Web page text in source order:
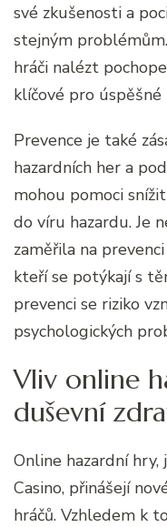
své zkušenosti a
stejným
hráči nalézt
klíčové pro úspěšné
Prevence je také
hazardních her a
mohou pomoci
do víru hazardu. Je
zaměřila na
kteří se potýkají s
prevenci se riziko
psychologických
Vliv online
duševní
Online hazardní
Casino, přinášejí
hráčů. Vzhledem k